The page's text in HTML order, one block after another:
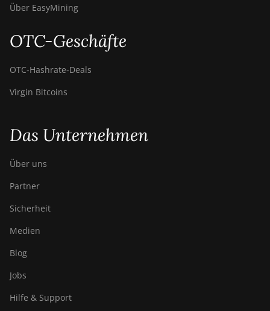
Über EasyMining
OTC-Geschäfte
OTC‑Hashrate‑Deals
Virgin Bitcoins
Das Unternehmen
Über uns
Partner
Sicherheit
Medien
Blog
Jobs
Hilfe & Support